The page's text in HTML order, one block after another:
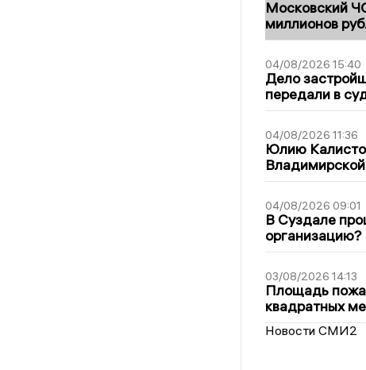
Московский
миллионов
04/08/2026 15:40
Дело
передали в
04/08/2026 11:36
Юлию
04/08/2026 09:01
В Суздале
организацию?
03/08/2026 14:13
Площадь
квадратных
Новости СМИ2